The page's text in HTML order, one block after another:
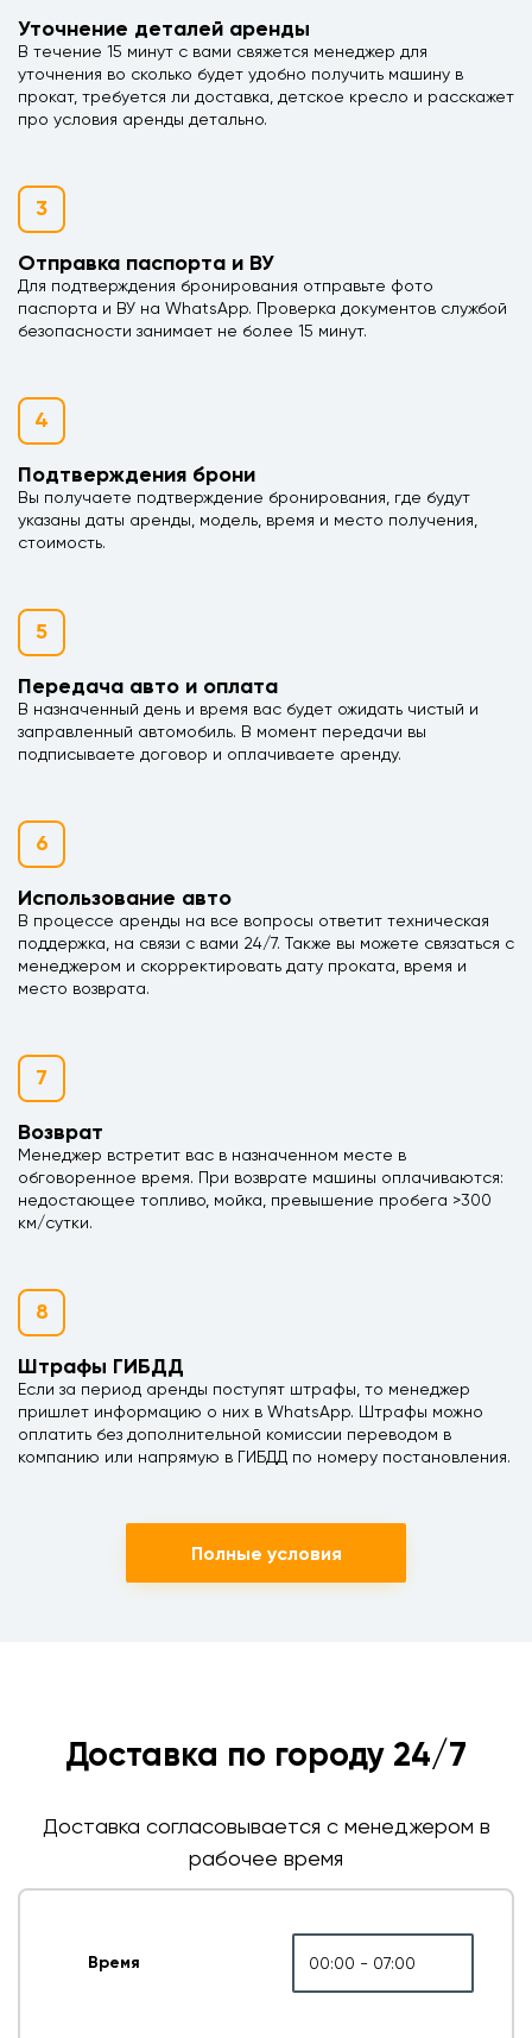
Уточнение деталей аренды
В течение 15 минут с вами свяжется менеджер для
уточнения во сколько будет удобно получить машину в
прокат, требуется ли доставка, детское кресло и расскажет
про условия аренды детально.
3
Отправка паспорта и ВУ
Для подтверждения бронирования отправьте фото
паспорта и ВУ на WhatsApp. Проверка документов службой
безопасности занимает не более 15 минут.
4
Подтверждения брони
Вы получаете подтверждение бронирования, где будут
указаны даты аренды, модель, время и место получения,
стоимость.
5
Передача авто и оплата
В назначенный день и время вас будет ожидать чистый и
заправленный автомобиль. В момент передачи вы
подписываете договор и оплачиваете аренду.
6
Использование авто
В процессе аренды на все вопросы ответит техническая
поддержка, на связи с вами 24/7. Также вы можете связаться с
менеджером и скорректировать дату проката, время и
место возврата.
7
Возврат
Менеджер встретит вас в назначенном месте в
обговоренное время. При возврате машины оплачиваются:
недостающее топливо, мойка, превышение пробега >300
км/сутки.
8
Штрафы ГИБДД
Если за период аренды поступят штрафы, то менеджер
пришлет информацию о них в WhatsApp. Штрафы можно
оплатить без дополнительной комиссии переводом в
компанию или напрямую в ГИБДД по номеру постановления.
Полные условия
Доставка по городу 24/7
Доставка согласовывается с менеджером в
рабочее время
Время 00:00 - 07:00